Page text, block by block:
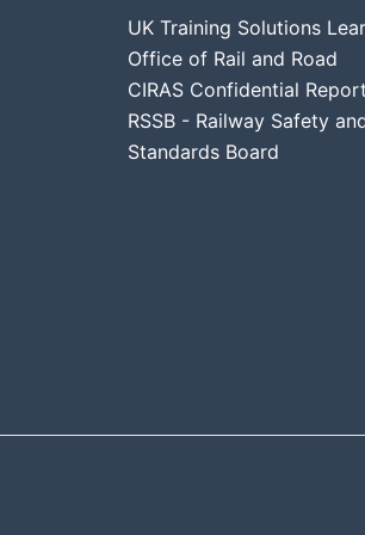
UK Training Solutions
Office of Rail and Road
CIRAS Confidential
RSSB - Railway Safety
Standards Board